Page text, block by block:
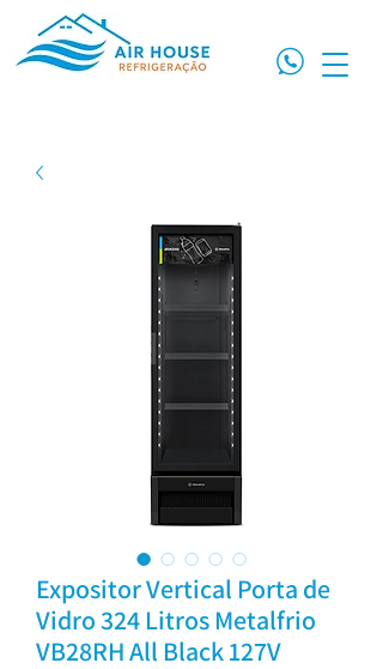
Expositor Vertical Porta de
Vidro 324 Litros Metalfrio
VB28RH All Black 127V